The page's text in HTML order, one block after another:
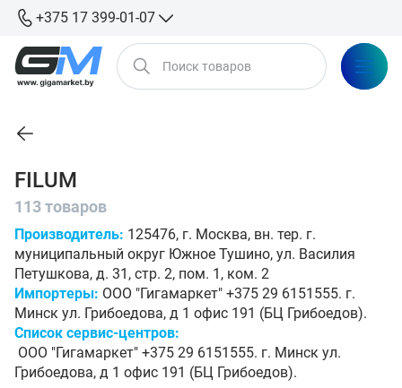
+375 17 399-01-07
FILUM
113 товаров
Производитель: 125476, г. Москва, вн. тер. г.
муниципальный округ Южное Тушино, ул. Василия
Петушкова, д. 31, стр. 2, пом. 1, ком. 2
Импортеры: ООО "Гигамаркет" +375 29 6151555. г.
Минск ул. Грибоедова, д 1 офис 191 (БЦ Грибоедов).
Список сервис-центров:
ООО "Гигамаркет" +375 29 6151555. г. Минск ул.
Грибоедова, д 1 офис 191 (БЦ Грибоедов).